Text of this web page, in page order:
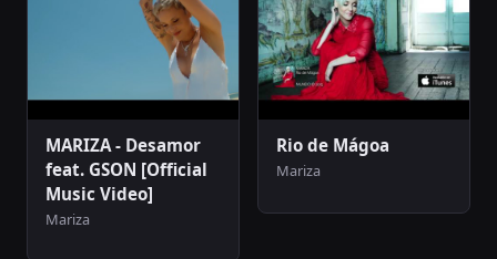
MARIZA - Desamor
feat. GSON [Official
Music Video]
Mariza
Rio de Mágoa
Mariza